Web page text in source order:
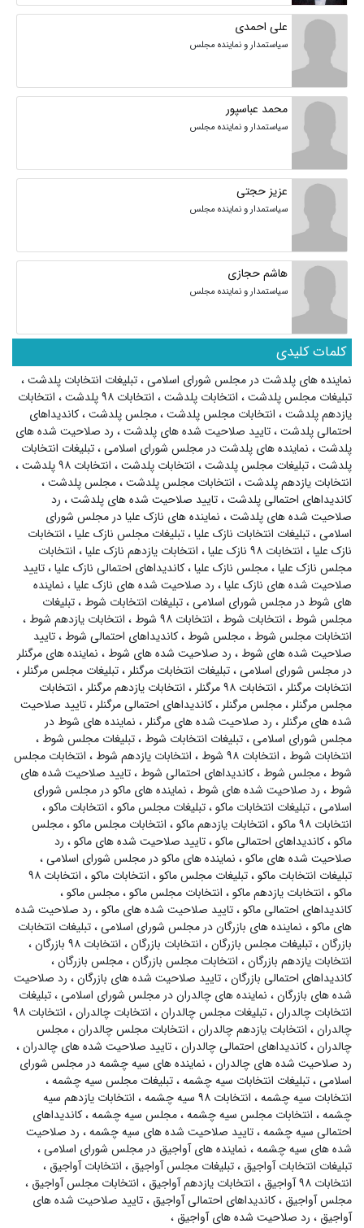
علی احمدی
سیاستمدار و نماینده مجلس
محمد عباسپور
سیاستمدار و نماینده مجلس
عزیز حجتی
سیاستمدار و نماینده مجلس
هاشم حجازی
سیاستمدار و نماینده مجلس
کلمات کلیدی
نماینده های پلدشت در مجلس شورای اسلامی،تبلیغات انتخابات پلدشت،
تبلیغات مجلس پلدشت، انتخابات پلدشت، انتخابات ۹۸ پلدشت ، انتخابات
یازدهم پلدشت، انتخابات مجلس پلدشت،مجلس پلدشت،کاندیداهای
احتمالی پلدشت،تایید صلاحیت شده های پلدشت، رد صلاحیت شده های
پلدشت، نماینده های پلدشت در مجلس شورای اسلامی،تبلیغات انتخابات
پلدشت،تبلیغات مجلس پلدشت، انتخابات پلدشت، انتخابات ۹۸ پلدشت
،
انتخابات یازدهم پلدشت، انتخابات مجلس پلدشت،مجلس پلدشت،
کاندیداهای احتمالی پلدشت،تایید صلاحیت شده های پلدشت، رد
صلاحیت شده های پلدشت، نماینده های نازک علیا در مجلس شورای
اسلامی،تبلیغات انتخابات نازک علیا،تبلیغات مجلس نازک علیا، انتخابات
نازک علیا، انتخابات ۹۸ نازک علیا ، انتخابات یازدهم نازک علیا، انتخابات
مجلس نازک علیا،مجلس نازک علیا،کاندیداهای احتمالی نازک علیا،تایید
صلاحیت شده های نازک علیا، رد صلاحیت شده های نازک علیا، نماینده
های شوط در مجلس شورای اسلامی،تبلیغات انتخابات شوط ،تبلیغات
مجلس شوط ، انتخابات شوط ، انتخابات ۹۸ شوط ، انتخابات یازدهم شوط ،
انتخابات مجلس شوط ،مجلس شوط ،کاندیداهای احتمالی شوط ،تایید
صلاحیت شده های شوط ، رد صلاحیت شده های شوط ، نماینده های مرگنلر
در مجلس شورای اسلامی،تبلیغات انتخابات مرگنلر ،تبلیغات مجلس مرگنلر ،
انتخابات مرگنلر ، انتخابات ۹۸ مرگنلر ، انتخابات یازدهم مرگنلر ، انتخابات
مجلس مرگنلر ،مجلس مرگنلر ،کاندیداهای احتمالی مرگنلر ،تایید صلاحیت
شده های مرگنلر ، رد صلاحیت شده های مرگنلر ، نماینده های شوط در
مجلس شورای اسلامی،تبلیغات انتخابات شوط ،تبلیغات مجلس شوط ،
انتخابات شوط ، انتخابات ۹۸ شوط ، انتخابات یازدهم شوط ، انتخابات مجلس
شوط ،مجلس شوط ،کاندیداهای احتمالی شوط ،تایید صلاحیت شده های
شوط ، رد صلاحیت شده های شوط ، نماینده های ماکو در مجلس شورای
اسلامی،تبلیغات انتخابات ماکو،تبلیغات مجلس ماکو، انتخابات ماکو،
انتخابات ۹۸ ماکو
، انتخابات یازدهم ماکو، انتخابات مجلس ماکو،مجلس
ماکو،کاندیداهای احتمالی ماکو،تایید صلاحیت شده های ماکو، رد
صلاحیت شده های ماکو، نماینده های ماکو در مجلس شورای اسلامی،
تبلیغات انتخابات ماکو،تبلیغات مجلس ماکو، انتخابات ماکو،
انتخابات ۹۸
ماکو، انتخابات یازدهم ماکو، انتخابات مجلس ماکو،مجلس ماکو،
کاندیداهای احتمالی ماکو،تایید صلاحیت شده های ماکو، رد صلاحیت شده
های ماکو، نماینده های بازرگان در مجلس شورای اسلامی،تبلیغات انتخابات
بازرگان،تبلیغات مجلس بازرگان، انتخابات بازرگان، انتخابات ۹۸ بازرگان
،
انتخابات یازدهم بازرگان، انتخابات مجلس بازرگان،مجلس بازرگان،
کاندیداهای احتمالی بازرگان،تایید صلاحیت شده های بازرگان، رد صلاحیت
شده های بازرگان، نماینده های چالدران در مجلس شورای اسلامی،تبلیغات
انتخابات چالدران،تبلیغات مجلس چالدران، انتخابات چالدران،
انتخابات ۹۸
چالدران، انتخابات یازدهم چالدران، انتخابات مجلس چالدران،مجلس
چالدران،کاندیداهای احتمالی چالدران،تایید صلاحیت شده های چالدران،
رد صلاحیت شده های چالدران، نماینده های سیه چشمه در مجلس شورای
اسلامی،تبلیغات انتخابات سیه چشمه،تبلیغات مجلس سیه چشمه،
انتخابات سیه چشمه، انتخابات ۹۸ سیه چشمه ، انتخابات یازدهم سیه
چشمه، انتخابات مجلس سیه چشمه،مجلس سیه چشمه،کاندیداهای
احتمالی سیه چشمه،تایید صلاحیت شده های سیه چشمه، رد صلاحیت
شده های سیه چشمه، نماینده های آواجیق در مجلس شورای اسلامی،
تبلیغات انتخابات آواجیق ،تبلیغات مجلس آواجیق ، انتخابات آواجیق ،
انتخابات ۹۸ آواجیق
، انتخابات یازدهم آواجیق ، انتخابات مجلس آواجیق ،
مجلس آواجیق ،کاندیداهای احتمالی آواجیق ،تایید صلاحیت شده های
آواجیق ، رد صلاحیت شده های آواجیق ،